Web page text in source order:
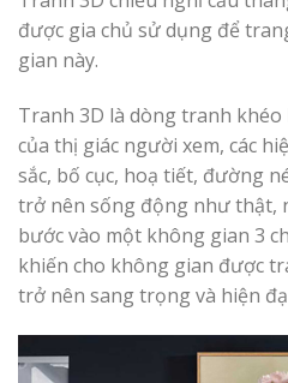
được gia chủ sử dụng để
gian này.
Tranh 3D là dòng tranh
của thị giác người xem, các
sắc, bố cục, hoạ tiết, đường
trở nên sống động như thật,
bước vào một không gian 3
khiến cho không gian được
trở nên sang trọng và hiện